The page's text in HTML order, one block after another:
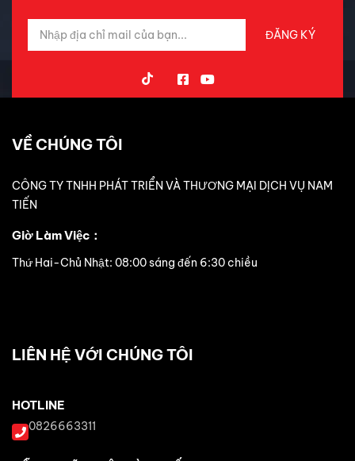
VỀ CHÚNG TÔI
CÔNG TY TNHH PHÁT TRIỂN VÀ THƯƠNG MẠI DỊCH VỤ NAM
TIẾN
Giờ Làm Việc：
Thứ Hai-Chủ Nhật: 08:00 sáng đến 6:30 chiều
LIÊN HỆ VỚI CHÚNG TÔI
HOTLINE
0826663311